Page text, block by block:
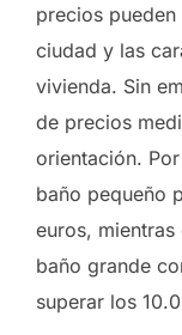
precios
ciudad y las
vivienda. Sin
de precios
orientación.
baño pequeño
euros,
baño grande
superar los